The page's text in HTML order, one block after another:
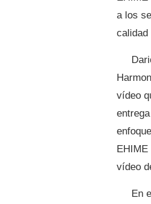
a los
calidad
vídeo
vídeo
En